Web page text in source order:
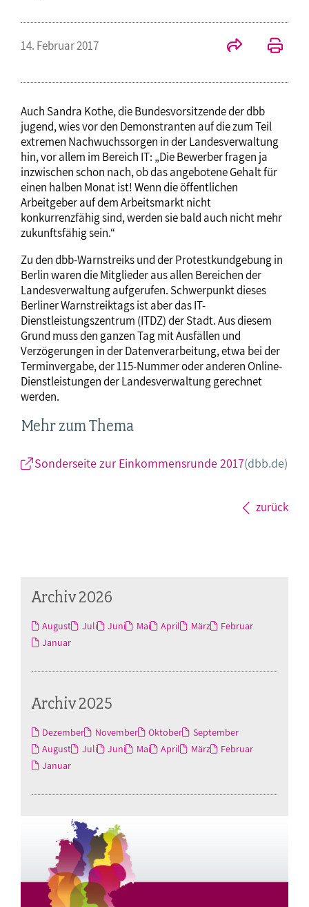
14. Februar 2017
Auch Sandra Kothe, die Bundesvorsitzende der dbb
jugend, wies vor den Demonstranten auf die zum Teil
extremen Nachwuchssorgen in der Landesverwaltung
hin, vor allem im Bereich IT: „Die Bewerber fragen ja
inzwischen schon nach, ob das angebotene Gehalt für
einen halben Monat ist! Wenn die öffentlichen
Arbeitgeber auf dem Arbeitsmarkt nicht
konkurrenzfähig sind, werden sie bald auch nicht mehr
zukunftsfähig sein.“
Zu den dbb-Warnstreiks und der Protestkundgebung in
Berlin waren die Mitglieder aus allen Bereichen der
Landesverwaltung aufgerufen. Schwerpunkt dieses
Berliner Warnstreiktags ist aber das IT-
Dienstleistungszentrum (ITDZ) der Stadt. Aus diesem
Grund muss den ganzen Tag mit Ausfällen und
Verzögerungen in der Datenverarbeitung, etwa bei der
Terminvergabe, der 115-Nummer oder anderen Online-
Dienstleistungen der Landesverwaltung gerechnet
werden.
Mehr zum Thema
Sonderseite zur Einkommensrunde 2017(dbb.de)
zurück
Archiv 2026
August Juli Juni Mai April März
Februar
Januar
Archiv 2025
Dezember November Oktober
September
August
Juli Juni Mai April März
Februar
Januar